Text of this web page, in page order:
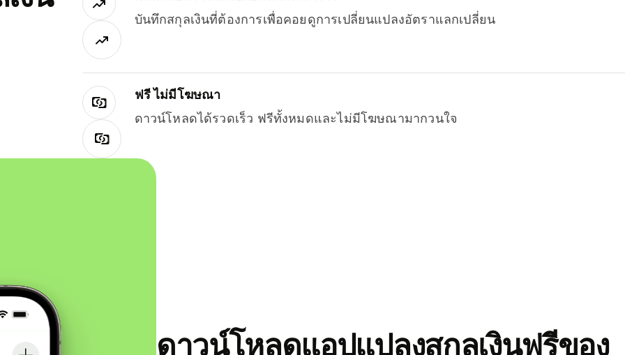
บันทึกสกุลเงินที่ต้องการเพื่อคอยดูการเปลี่ยนแปลงอัตราแลกเปลี่ยน
ฟรี ไม่มีโฆษณา
ดาวน์โหลดได้รวดเร็ว ฟรีทั้งหมดและไม่มีโฆษณามากวนใจ
ดาวน์โหลดแอปแปลงสกุลเงินฟรีของ